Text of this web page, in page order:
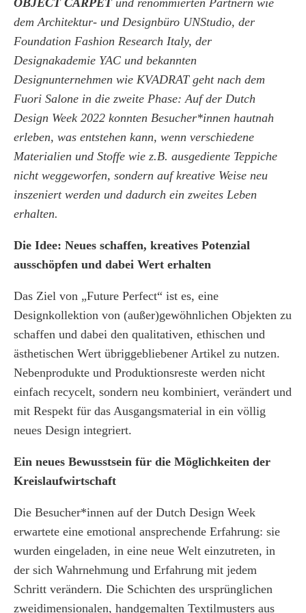
OBJECT CARPETund renommierten Partnern wie
dem Architektur- und Designbüro UNStudio, der
Foundation Fashion Research Italy, der
Designakademie YAC und bekannten
Designunternehmen wie KVADRAT geht nach dem
Fuori Salone in die zweite Phase: Auf der Dutch
Design Week 2022 konnten Besucher*innen hautnah
erleben, was entstehen kann, wenn verschiedene
Materialien und Stoffe wie z.B. ausgediente Teppiche
nicht weggeworfen, sondern auf kreative Weise neu
inszeniert werden und dadurch ein zweites Leben
erhalten.
Die Idee: Neues schaffen, kreatives Potenzial
ausschöpfen und dabei Wert erhalten
Das Ziel von „Future Perfect“ ist es, eine
Designkollektion von (außer)gewöhnlichen Objekten zu
schaffen und dabei den qualitativen, ethischen und
ästhetischen Wert übriggebliebener Artikel zu nutzen.
Nebenprodukte und Produktionsreste werden nicht
einfach recycelt, sondern neu kombiniert, verändert und
mit Respekt für das Ausgangsmaterial in ein völlig
neues Design integriert.
Ein neues Bewusstsein für die Möglichkeiten der
Kreislaufwirtschaft
Die Besucher*innen auf der Dutch Design Week
erwartete eine emotional ansprechende Erfahrung: sie
wurden eingeladen, in eine neue Welt einzutreten, in
der sich Wahrnehmung und Erfahrung mit jedem
Schritt verändern. Die Schichten des ursprünglichen
zweidimensionalen, handgemalten Textilmusters aus